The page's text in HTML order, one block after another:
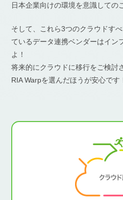
日本企業向けの環境を意識しての
そして、これら3つのクラウドす
ているデータ連携ベンダーはイン
よ！
将来的にクラウドに移行をご検討
RIA Warpを選んだほうが安心です